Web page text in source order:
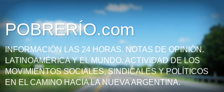
POBRERÍO.com
INFORMACIÓN LAS 24 HORAS. NOTAS DE OPINIÓN.
LATINOAMÉRICA Y EL MUNDO. ACTIVIDAD DE LOS
MOVIMIENTOS SOCIALES, SINDICALES Y POLÍTICOS
EN EL CAMINO HACIA LA NUEVA ARGENTINA.